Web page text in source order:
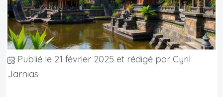
Publié le 21 février 2025 et rédigé par Cyril
Jarnias